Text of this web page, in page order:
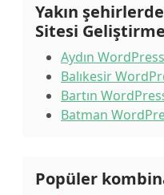
Yakın
Sitesi Geliştirme
Aydın
Balıkesir
Bartın
Batman
Popüler